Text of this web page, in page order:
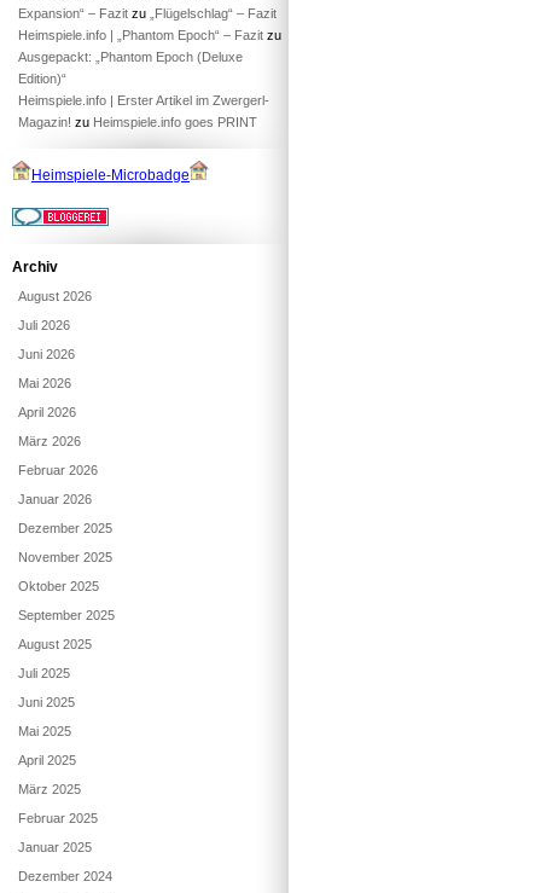
Expansion“ – Fazit zu
„Flügelschlag“ – Fazit
Heimspiele.info | „Phantom Epoch“ – Fazit zu
Ausgepackt: „Phantom Epoch (Deluxe
Edition)“
Heimspiele.info | Erster Artikel im Zwergerl-
Magazin! zu Heimspiele.info goes PRINT
Heimspiele-Microbadge
Archiv
August 2026
Juli 2026
Juni 2026
Mai 2026
April 2026
März 2026
Februar 2026
Januar 2026
Dezember 2025
November 2025
Oktober 2025
September 2025
August 2025
Juli 2025
Juni 2025
Mai 2025
April 2025
März 2025
Februar 2025
Januar 2025
Dezember 2024